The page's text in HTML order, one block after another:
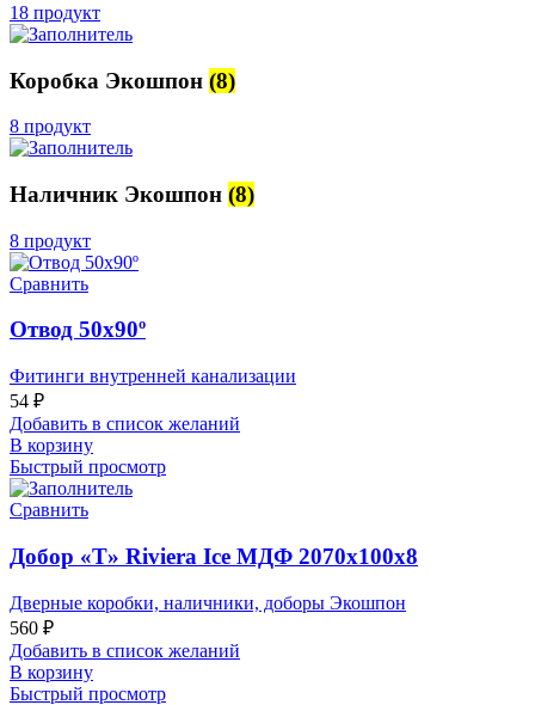
18 продукт
Коробка Экошпон (8)
8 продукт
Наличник Экошпон (8)
8 продукт
Сравнить
Отвод 50х90º
Фитинги внутренней канализации
54 ₽
Добавить в список желаний
В корзину
Быстрый просмотр
Сравнить
Добор «Т» Riviera Ice МДФ 2070х100х8
Дверные коробки, наличники, доборы Экошпон
560 ₽
Добавить в список желаний
В корзину
Быстрый просмотр